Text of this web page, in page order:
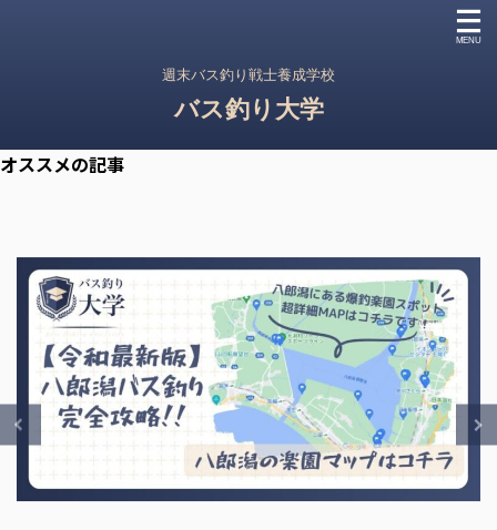
週末バス釣り戦士養成学校
バス釣り大学
オススメの記事